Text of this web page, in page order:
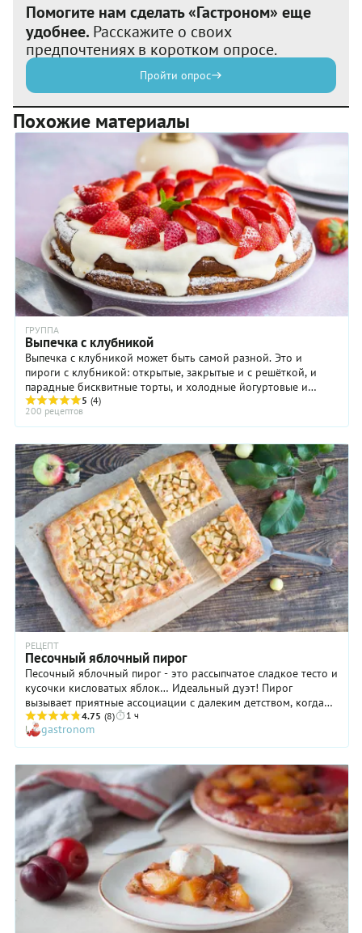
Помогите нам сделать «Гастроном» еще
удобнее. Расскажите о своих
предпочтениях в коротком опросе.
Пройти опрос
Похожие материалы
ГРУППА
Выпечка с клубникой
Выпечка с клубникой может быть самой разной. Это и
пироги с клубникой: открытые, закрытые и с решёткой, и
парадные бисквитные торты, и холодные йогуртовые и
творожные торты-муссы. Особенно хороша ...
5 (4)
200 рецептов
РЕЦЕПТ
Песочный яблочный пирог
Песочный яблочный пирог - это рассыпчатое сладкое тесто и
кусочки кисловатых яблок… Идеальный дуэт! Пирог
вызывает приятные ассоциации с далеким детством, когда
вы были не исполнителем, а лишь зрителем на кухне мамы
или бабушки. Вспомните все их завораживающе прекрасные
манипуляции с тестом и повторите (может быть, даже
сегодня!) следуя нашим подробным инструкциям. Маленькая
подсказка: для приготовления песочного яблочного пирога
выбирайте самый мелкий сахар, чтобы тесто приобрело
безупречно однородную консистенцию. По-домашнему
просто, по-домашнему вкусно!
4.75 (8) 1 ч
gastronom